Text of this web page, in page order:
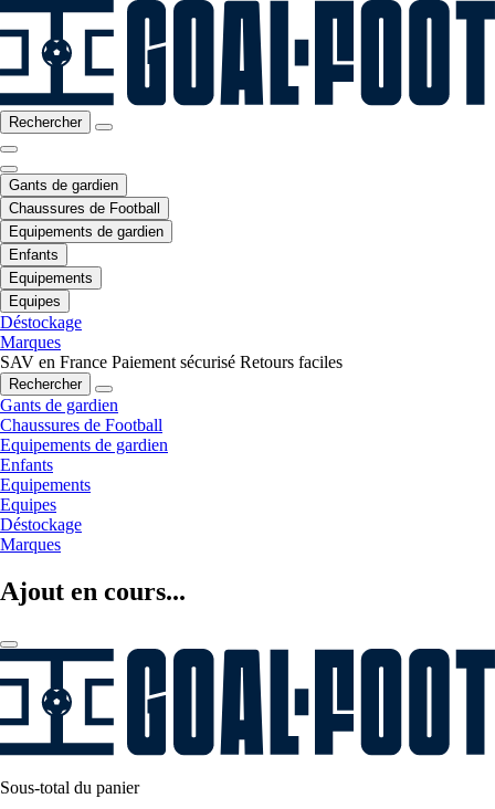
Rechercher
Gants de gardien
Chaussures de Football
Equipements de gardien
Enfants
Equipements
Equipes
Déstockage
Marques
SAV en France Paiement sécurisé Retours faciles
Rechercher
Gants de gardien
Chaussures de Football
Equipements de gardien
Enfants
Equipements
Equipes
Déstockage
Marques
Ajout en cours...
Sous-total du panier